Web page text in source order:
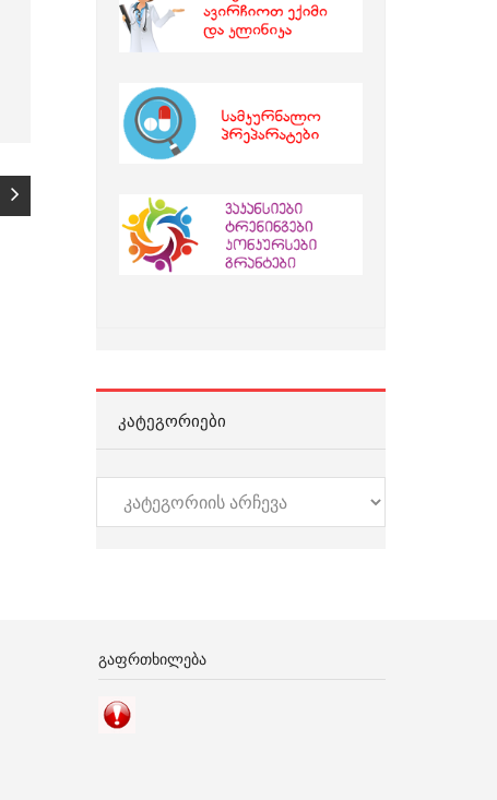
ᲙᲐᲢᲔᲒᲝᲠᲘᲔᲑᲘ
კატეგორიები
ᲒᲐᲤᲠᲗᲮᲘᲚᲔᲑᲐ